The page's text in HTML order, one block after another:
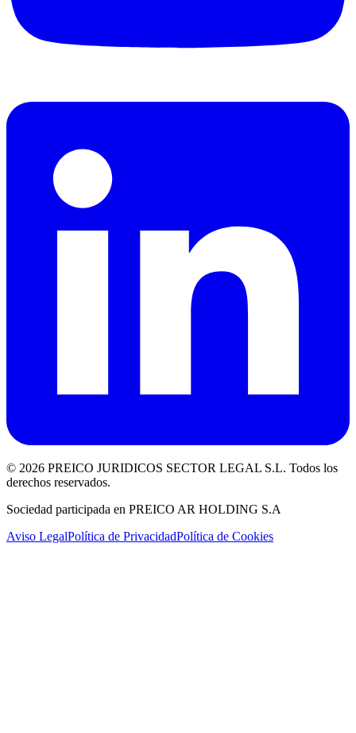
© 2026 PREICO JURIDICOS SECTOR LEGAL S.L. Todos los
derechos reservados.
Sociedad participada en PREICO AR HOLDING S.A
Aviso LegalPolítica de PrivacidadPolítica de Cookies